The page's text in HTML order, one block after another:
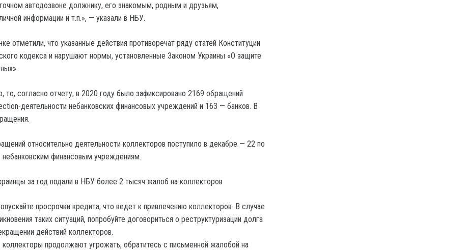
автодозвоне должнику, его знакомым, родным и друзьям,
информации и т.п.», — указали в НБУ.
отметили, что указанные действия противоречат ряду статей Конституции
кодекса и нарушают нормы, установленные Законом Украины «О защите
то, согласно отчету, в 2020 году было зафиксировано 2169 обращений
деятельности небанковских финансовых учреждений и 163 — банков. В
относительно деятельности коллекторов поступило в декабре — 22 по
финансовым учреждениям.
просрочки кредита, что ведет к привлечению коллекторов. В случае
таких ситуаций, попробуйте договориться о реструктуризации долга
действий коллекторов.
коллекторы продолжают угрожать, обратитесь с письменной жалобой на